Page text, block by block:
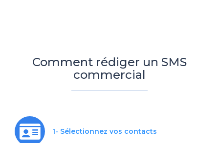
Comment rédiger un SMS
commercial
1- Sélectionnez vos contacts